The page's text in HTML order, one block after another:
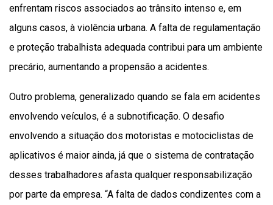
enfrentam riscos associados ao trânsito intenso e, em
alguns casos, à violência urbana. A falta de regulamentação
e proteção trabalhista adequada contribui para um ambiente
precário, aumentando a propensão a acidentes.
Outro problema, generalizado quando se fala em acidentes
envolvendo veículos, é a subnotificação. O desafio
envolvendo a situação dos motoristas e motociclistas de
aplicativos é maior ainda, já que o sistema de contratação
desses trabalhadores afasta qualquer responsabilização
por parte da empresa. “A falta de dados condizentes com a